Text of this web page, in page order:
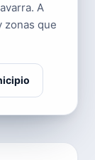
A
zonas que